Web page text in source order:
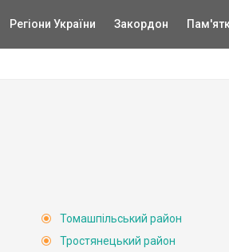
Регіони України Закордон
Томашпільський район
Тростянецький район